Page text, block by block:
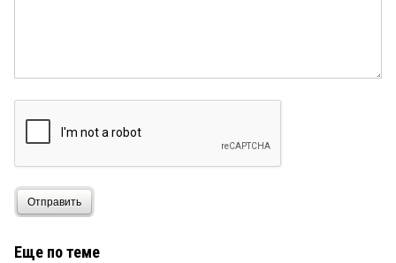
Отправить
Еще по теме